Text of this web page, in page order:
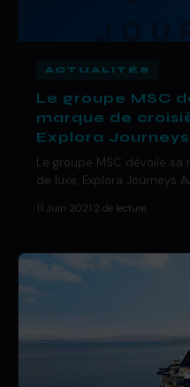
ACTUALITÉS
Le groupe MSC
marque de
Explora Journeys
Le groupe MSC dévoile
de luxe, Explora Journeys
11 Juin 2021 2 de lecture